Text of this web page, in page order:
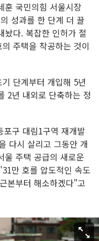
국민의힘 서울시장
성과를 한 단계 더 끌
놨다. 복잡한 인허가 절
주택을 착공하는 것이
단계부터 개입해 5년
2년 내외로 단축하는 정
구 대림1구역 재개발
다시 살리고 그동안 개
울 주택 공급의 새로운
만 호를 압도적인 속도
본부터 해소하겠다"고